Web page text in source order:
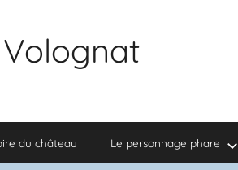
du château Le personnage phare